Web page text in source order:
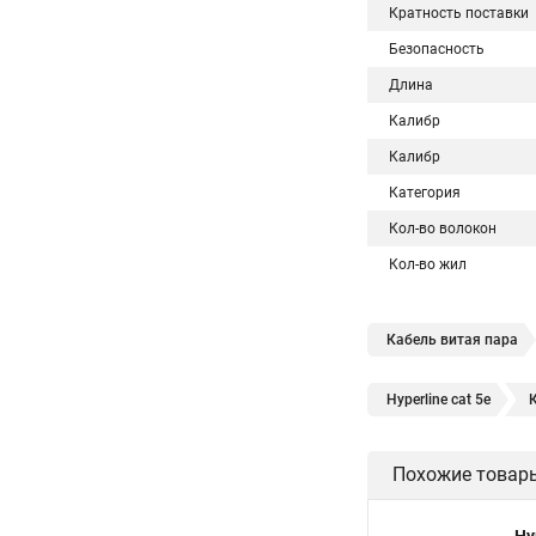
Кратность поставки
Безопасность
Длина
Калибр
Калибр
Категория
Кол-во волокон
Кол-во жил
Кабель витая пара
Hyperline cat 5e
Кабель витая пара
Похожие